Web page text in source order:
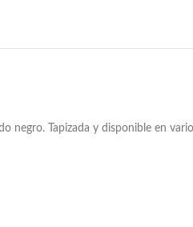
negro. Tapizada y disponible en